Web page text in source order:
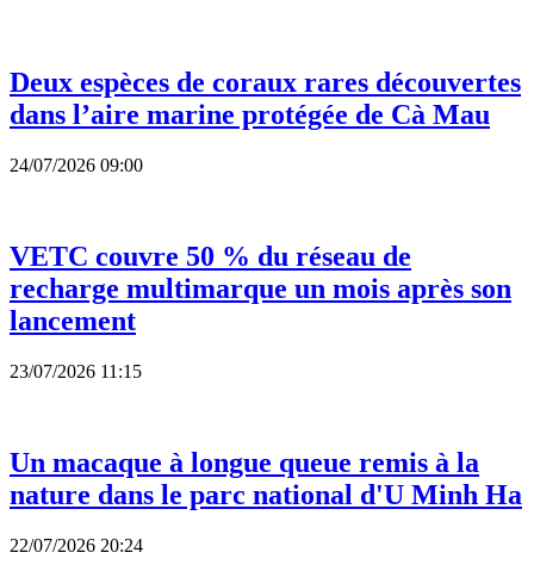
Deux espèces de coraux rares découvertes
dans l’aire marine protégée de Cà Mau
24/07/2026 09:00
VETC couvre 50 % du réseau de
recharge multimarque un mois après son
lancement
23/07/2026 11:15
Un macaque à longue queue remis à la
nature dans le parc national d'U Minh Ha
22/07/2026 20:24